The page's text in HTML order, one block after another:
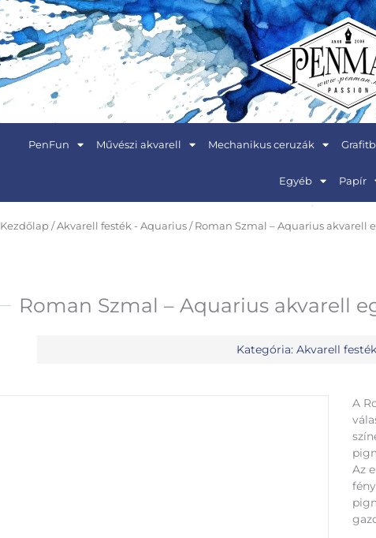
PenFun Művészi akvarell Mechanikus ceruzák
Egyéb Papír
Kezdőlap /Akvarell festék - Aquarius / Roman Szmal – Aquarius akvarell
Roman Szmal – Aquarius akvarell
Kategória:Akvarell
A
Az